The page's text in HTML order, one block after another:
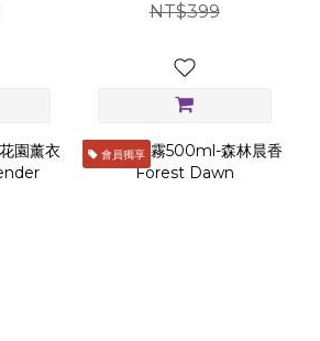
NT$399
會員獨享